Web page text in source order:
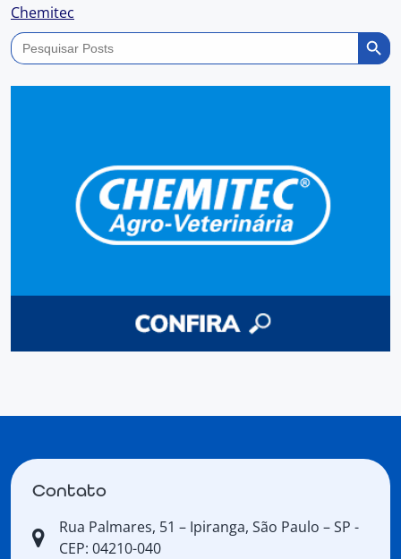
Chemitec
Search
for:
Search
Contato
Rua Palmares, 51 – Ipiranga, São Paulo – SP -
CEP: 04210-040